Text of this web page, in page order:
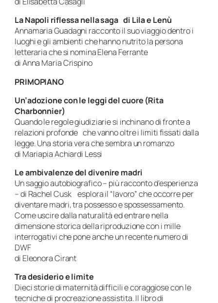
La Napoli riflessa nella saga di Lila e Lenù
Annamaria Guadagni racconto il suo viaggio dentro i
luoghi e gli ambienti che hanno nutrito la persona
letteraria che si nomina Elena Ferrante
di Anna Maria Crispino
PRIMOPIANO
Un’adozione con le leggi del cuore (Rita
Charbonnier)
Quando le regole giudiziarie si inchinano di fronte a
relazioni profonde che vanno oltre i limiti fissati dalla
legge. Una storia vera che sembra un romanzo
di Mariapia Achiardi Lessi
Le ambivalenze del divenire madri
Un saggio autobiografico – più racconto d’esperienza
– di Rachel Cusk esplora il “lavoro” che occorre per
diventare madri, tra possesso e spossessamento.
Come uscire dalla naturalità ed entrare nella
dimensione storica della riproduzione con i mille
interrogativi che pone anche un recente numero di
DWF
di Eleonora Cirant
Tra desiderio e limite
Dieci storie di maternità difficili e coraggiose con le
tecniche di procreazione assistita. Il libro di